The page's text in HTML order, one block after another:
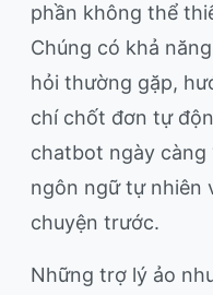
phần không thể
Chúng có khả
hỏi thường gặp,
chí chốt đơn tự
chatbot ngày càng
ngôn ngữ tự nhiên
chuyện trước.
Những trợ lý ảo